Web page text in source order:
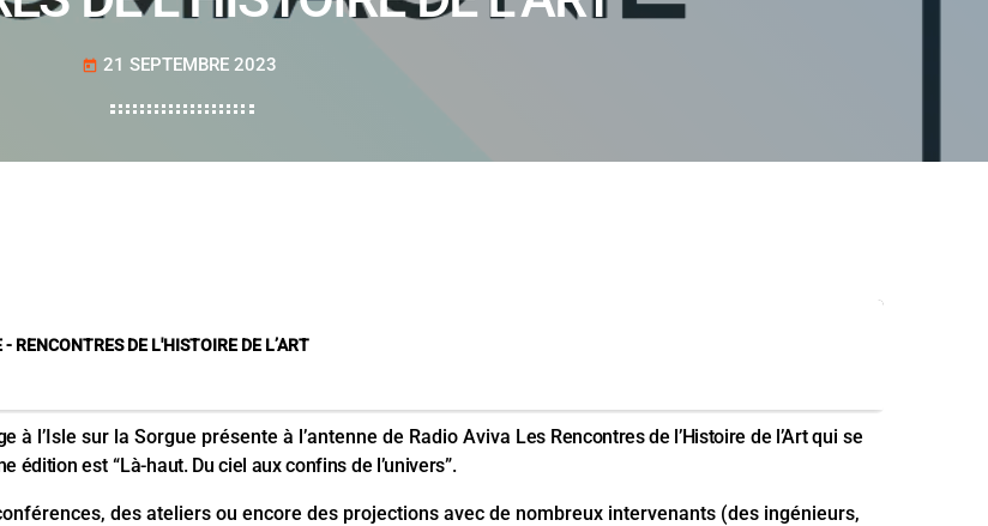
today 21 SEPTEMBRE 2023
RENCONTRES DE L'HISTOIRE DE L’ART
à l’Isle sur la Sorgue présente à l’antenne de Radio Aviva Les Rencontres de l’Histoire de l’Artqui se
édition est“Là-haut. Du ciel aux confins de l’univers”.
des ateliers ou encore des projections avec de nombreux intervenants (des ingénieurs,